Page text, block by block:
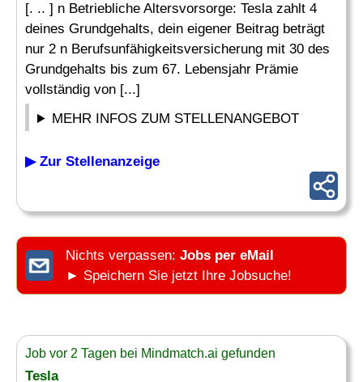
[. .. ] n Betriebliche Altersvorsorge: Tesla zahlt 4
deines Grundgehalts, dein eigener Beitrag beträgt
nur 2 n Berufsunfähigkeitsversicherung mit 30 des
Grundgehalts bis zum 67. Lebensjahr Prämie
vollständig von [...]
MEHR INFOS ZUM STELLENANGEBOT
▶ Zur Stellenanzeige
Nichts verpassen: Jobs per eMail
► Speichern Sie jetzt Ihre Jobsuche!
Job vor 2 Tagen bei Mindmatch.ai gefunden
Tesla